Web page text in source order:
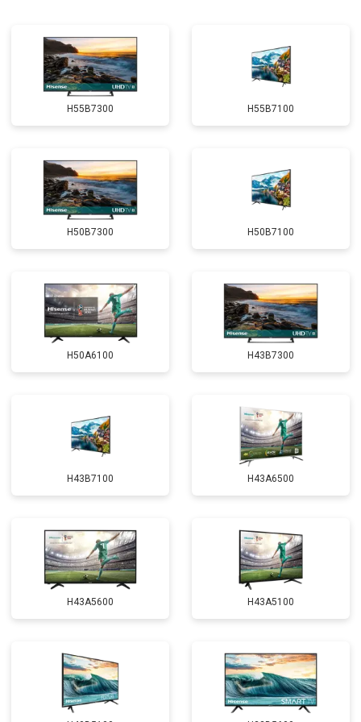
H55B7300 H55B7100
H50B7300 H50B7100
H50A6100 H43B7300
H43B7100 H43A6500
H43A5600 H43A5100